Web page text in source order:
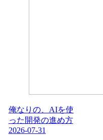
俺なりの、AIを使
った開発の進め方
2026-07-31